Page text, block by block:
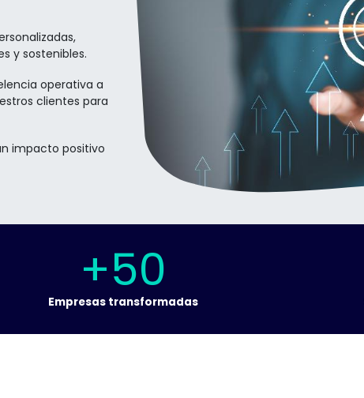
y sostenibles.
operativa a
clientes para
impacto positivo
+50
Empresas transformadas